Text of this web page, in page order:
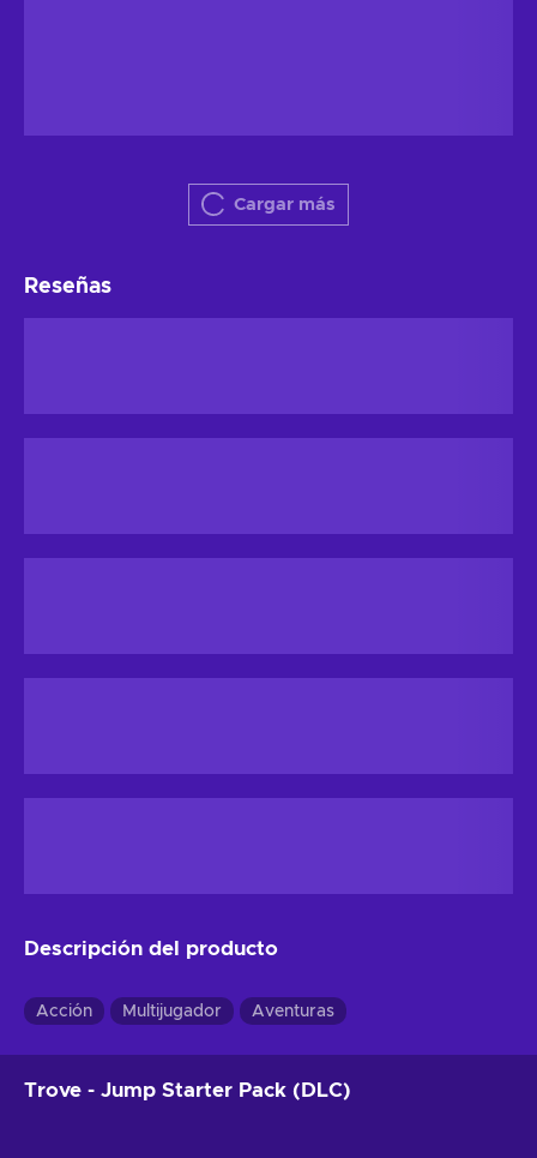
Cargar más
Reseñas
Descripción del producto
Acción Multijugador Aventuras
Trove - Jump Starter Pack (DLC)